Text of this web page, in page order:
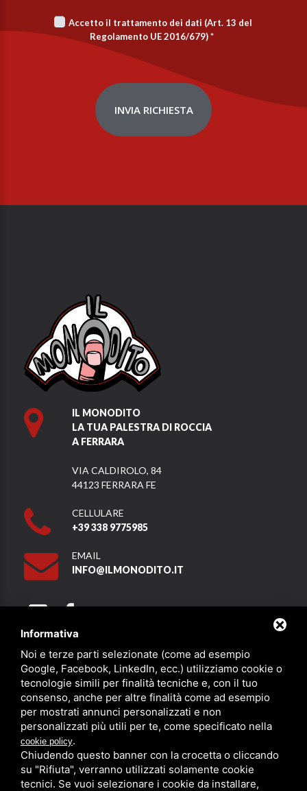
Accetto il trattamento dei dati (Art. 13 del
Regolamento UE 2016/679)*
INVIA RICHIESTA
IL MONODITO
LA TUA PALESTRA DI ROCCIA
A FERRARA
VIA CALDIROLO, 84
44123 FERRARA FE
CELLULARE
+39 338 9775985
EMAIL
INFO@ILMONODITO.IT
Partner
PRIVACY SITEMAP/ QUESTO SITO È PROTETTO DA GOOGLE
RECAPTCHA V3,PRIVACY POLICYE TERMS OF SERVICEDI GOOGLE.
Informativa
Noi e terze parti selezionate (come ad esempio
Google, Facebook, LinkedIn, ecc.) utilizziamo cookie o
tecnologie simili per finalità tecniche e, con il tuo
consenso, anche per altre finalità come ad esempio
per mostrati annunci personalizzati e non
personalizzati più utili per te, come specificato nella
cookie policy.
Chiudendo questo banner con la crocetta o cliccando
su "Rifiuta", verranno utilizzati solamente cookie
tecnici. Se vuoi selezionare i cookie da installare,